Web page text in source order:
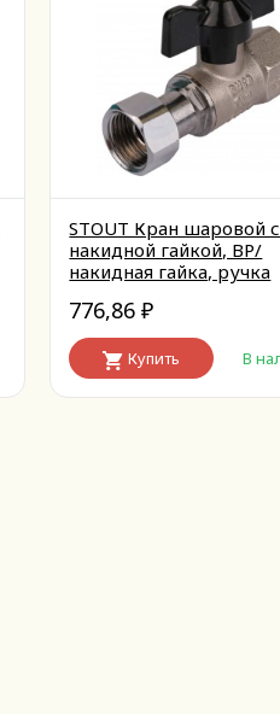
STOUT Кран шаровой с
накидной гайкой, ВР/
накидная гайка, ручка
776,86₽
Купить В